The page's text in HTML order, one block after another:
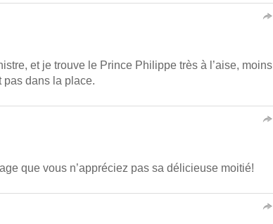
et je trouve le Prince Philippe très à l’aise, moins
pas dans la place.
que vous n’appréciez pas sa délicieuse moitié!